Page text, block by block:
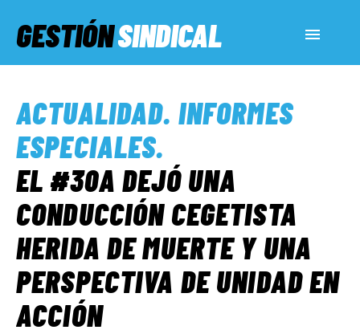
GESTIÓNSINDICAL
SERVICIOS SOCIALES
INFORMES ESPECIALES
FUERA DE MEGÁFONO
EL LADO «G»
ACTUALIDAD. INFORMES
ESPECIALES.
EL #30A DEJÓ UNA
CONDUCCIÓN CEGETISTA
HERIDA DE MUERTE Y UNA
PERSPECTIVA DE UNIDAD EN
ACCIÓN